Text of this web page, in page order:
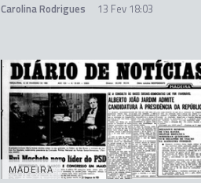
Carolina Rodrigues 13 Fev 18:03
MADEIRA